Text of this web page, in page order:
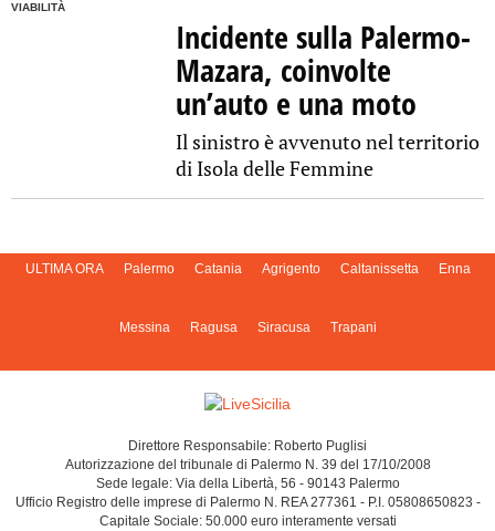
VIABILITÀ
Incidente sulla Palermo-
Mazara, coinvolte
un’auto e una moto
Il sinistro è avvenuto nel territorio
di Isola delle Femmine
ULTIMA ORA Palermo Catania Agrigento Caltanissetta Enna
Messina Ragusa Siracusa Trapani
Direttore Responsabile: Roberto Puglisi
Autorizzazione del tribunale di Palermo N. 39 del 17/10/2008
Sede legale: Via della Libertà, 56 - 90143 Palermo
Ufficio Registro delle imprese di Palermo N. REA 277361 - P.I. 05808650823 -
Capitale Sociale: 50.000 euro interamente versati